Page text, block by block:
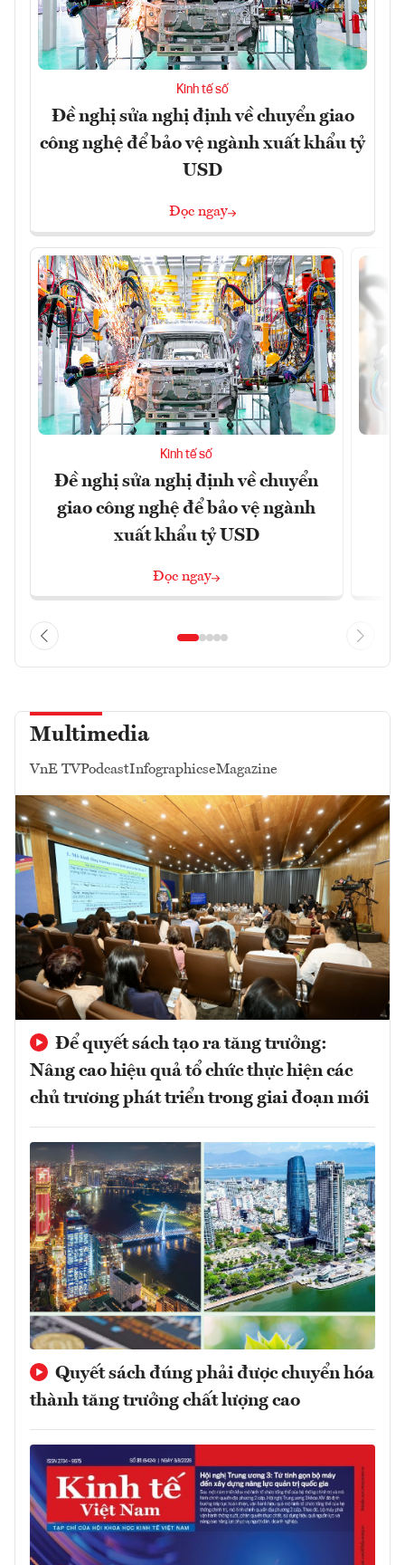
Kinh tế số
Đề nghị sửa nghị định về chuyển giao
công nghệ để bảo vệ ngành xuất khẩu tỷ
USD
Đọc ngay
Kinh tế số
Đề nghị sửa nghị định về chuyển
giao công nghệ để bảo vệ ngành
xuất khẩu tỷ USD
Đọc ngay
Multimedia
VnE TVPodcastInfographicseMagazine
Để quyết sách tạo ra tăng trưởng:
Nâng cao hiệu quả tổ chức thực hiện các
chủ trương phát triển trong giai đoạn mới
Quyết sách đúng phải được chuyển hóa
thành tăng trưởng chất lượng cao